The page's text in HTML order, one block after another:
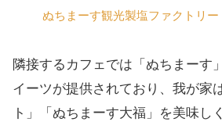
ぬちまーす観光製塩ファクトリ
隣接するカフェでは「ぬちまーす
イーツが提供されており、我が家
ト」「ぬちまーす大福」を美味し